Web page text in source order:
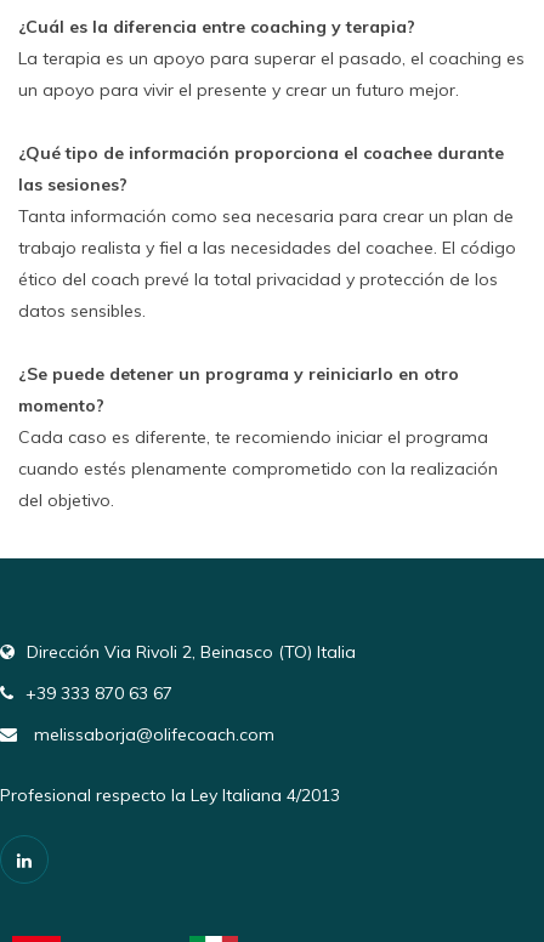
¿Cuál es la diferencia entre coaching y terapia?
La terapia es un apoyo para superar el pasado, el coaching es
un apoyo para vivir el presente y crear un futuro mejor.
¿Qué tipo de información proporciona el coachee durante
las sesiones?
Tanta información como sea necesaria para crear un plan de
trabajo realista y fiel a las necesidades del coachee. El código
ético del coach prevé la total privacidad y protección de los
datos sensibles.
¿Se puede detener un programa y reiniciarlo en otro
momento?
Cada caso es diferente, te recomiendo iniciar el programa
cuando estés plenamente comprometido con la realización
del objetivo.
Dirección Via Rivoli 2, Beinasco (TO) Italia
+39 333 870 63 67
melissaborja@olifecoach.com
Profesional respecto la Ley Italiana 4/2013